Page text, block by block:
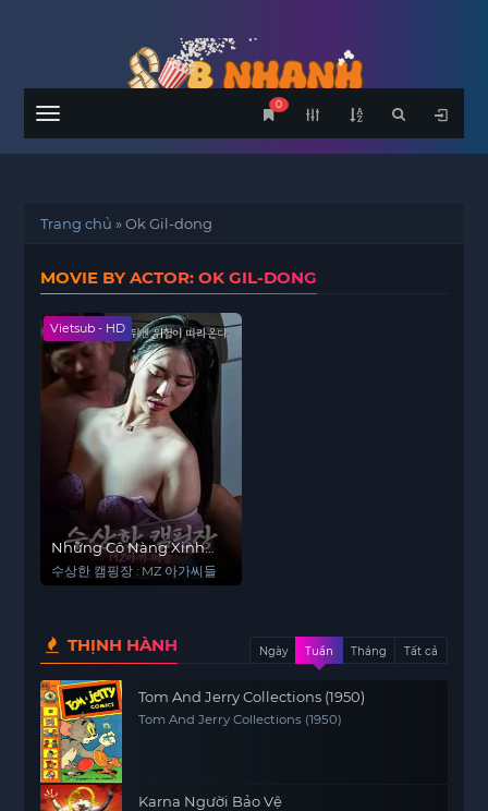
Menu
0
Trang chủ »Ok Gil-dong
MOVIE BY ACTOR: OK GIL-DONG
Vietsub - HD
Những Cô Nàng Xinh
Đẹp Ở Khu Cắm Trại
수상한 캠핑장 : MZ 아가씨들
THỊNH HÀNH Ngày Tuần Tháng Tất cả
Tom And Jerry Collections (1950)
Tom And Jerry Collections (1950)
Karna Người Bảo Vệ